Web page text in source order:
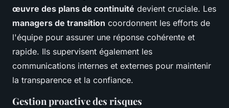
œuvre des plans de continuité devient cruciale. Les
managers de transition coordonnent les efforts de
l'équipe pour assurer une réponse cohérente et
rapide. Ils supervisent également les
communications internes et externes pour maintenir
la transparence et la confiance.
Gestion proactive des risques